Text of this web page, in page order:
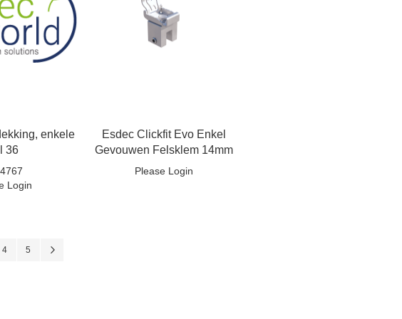
enkele
36
Login
Esdec Clickfit Evo Enkel
Gevouwen Felsklem 14mm
Please Login
pagina
Pagina
4 Pagina
5